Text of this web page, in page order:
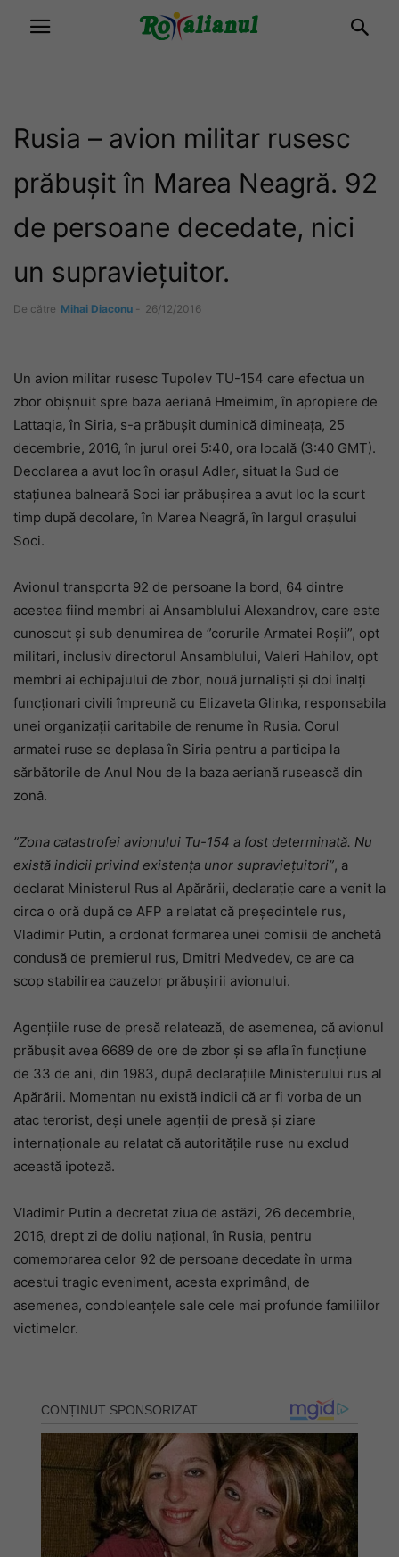
Rusia – avion militar rusesc
prăbușit în Marea Neagră. 92
de persoane decedate, nici
un supraviețuitor.
De către Mihai Diaconu - 26/12/2016
Un avion militar rusesc Tupolev TU-154 care efectua un
zbor obișnuit spre baza aeriană Hmeimim, în apropiere de
Lattaqia, în Siria, s-a prăbușit duminică dimineața, 25
decembrie, 2016, în jurul orei 5:40, ora locală (3:40 GMT).
Decolarea a avut loc în orașul Adler, situat la Sud de
stațiunea balneară Soci iar prăbușirea a avut loc la scurt
timp după decolare, în Marea Neagră, în largul orașului
Soci.
Avionul transporta 92 de persoane la bord, 64 dintre
acestea fiind membri ai Ansamblului Alexandrov, care este
cunoscut și sub denumirea de ”corurile Armatei Roșii”, opt
militari, inclusiv directorul Ansamblului, Valeri Hahilov, opt
membri ai echipajului de zbor, nouă jurnaliști și doi înalți
funcționari civili împreună cu Elizaveta Glinka, responsabila
unei organizații caritabile de renume în Rusia. Corul
armatei ruse se deplasa în Siria pentru a participa la
sărbătorile de Anul Nou de la baza aeriană rusească din
zonă.
”Zona catastrofei avionului Tu-154 a fost determinată. Nu
există indicii privind existența unor supraviețuitori”, a
declarat Ministerul Rus al Apărării, declarație care a venit la
circa o oră după ce AFP a relatat că președintele rus,
Vladimir Putin, a ordonat formarea unei comisii de anchetă
condusă de premierul rus, Dmitri Medvedev, ce are ca
scop stabilirea cauzelor prăbușirii avionului.
Agențiile ruse de presă relatează, de asemenea, că avionul
prăbușit avea 6689 de ore de zbor și se afla în funcțiune
de 33 de ani, din 1983, după declarațiile Ministerului rus al
Apărării. Momentan nu există indicii că ar fi vorba de un
atac terorist, deși unele agenții de presă și ziare
internaționale au relatat că autoritățile ruse nu exclud
această ipoteză.
Vladimir Putin a decretat ziua de astăzi, 26 decembrie,
2016, drept zi de doliu național, în Rusia, pentru
comemorarea celor 92 de persoane decedate în urma
acestui tragic eveniment, acesta exprimând, de
asemenea, condoleanțele sale cele mai profunde familiilor
victimelor.